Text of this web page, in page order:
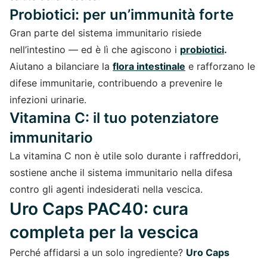
Probiotici: per un’immunità forte
Gran parte del sistema immunitario risiede
nell’intestino — ed è lì che agiscono i probiotici.
Aiutano a bilanciare la flora intestinale e rafforzano le
difese immunitarie, contribuendo a prevenire le
infezioni urinarie.
Vitamina C: il tuo potenziatore
immunitario
La vitamina C non è utile solo durante i raffreddori,
sostiene anche il sistema immunitario nella difesa
contro gli agenti indesiderati nella vescica.
Uro Caps PAC40: cura
completa per la vescica
Perché affidarsi a un solo ingrediente? Uro Caps